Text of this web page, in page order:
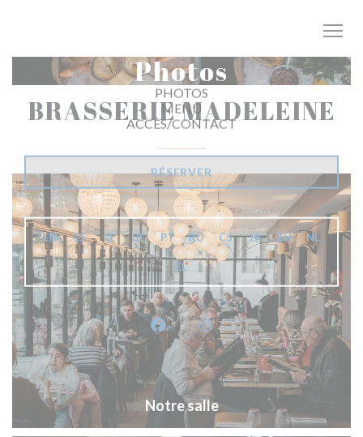
Photos
BRASSERIE MADELEINE
Notre salle